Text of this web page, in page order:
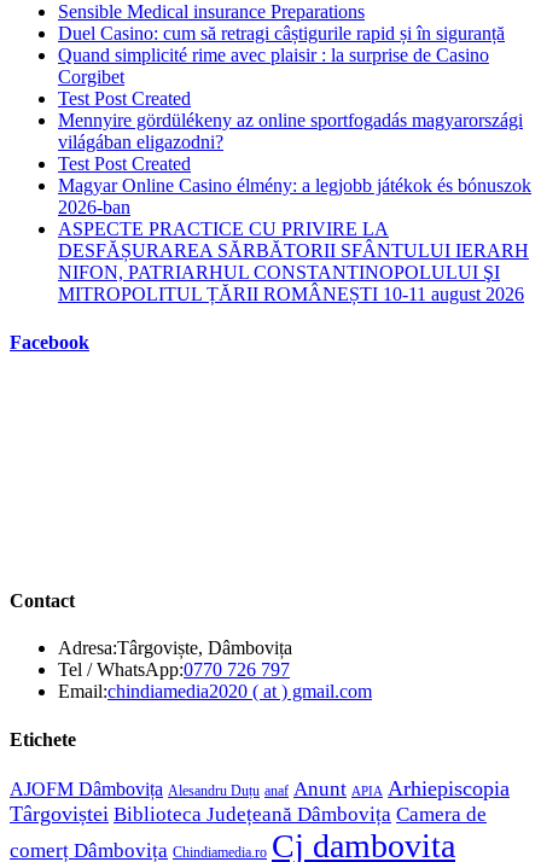
Sensible Medical insurance Preparations
Duel Casino: cum să retragi câștigurile rapid și în siguranță
Quand simplicité rime avec plaisir : la surprise de Casino
Corgibet
Test Post Created
Mennyire gördülékeny az online sportfogadás magyarországi
világában eligazodni?
Test Post Created
Magyar Online Casino élmény: a legjobb játékok és bónuszok
2026-ban
ASPECTE PRACTICE CU PRIVIRE LA
DESFĂȘURAREA SĂRBĂTORII SFÂNTULUI IERARH
NIFON, PATRIARHUL CONSTANTINOPOLULUI ŞI
MITROPOLITUL ȚĂRII ROMÂNEȘTI 10-11 august 2026
Facebook
Contact
Adresa:Târgoviște, Dâmbovița
Tel / WhatsApp:0770 726 797Opens
in
Email:chindiamedia2020 ( at ) gmail.comOpens
Etichete
AJOFM Dâmbovița Alesandru Duțu anaf Anunt APIA Arhiepiscopia
Târgoviștei Biblioteca Județeană Dâmbovița Camera de
comerț Dâmbovița Chindiamedia.ro Cj dambovita